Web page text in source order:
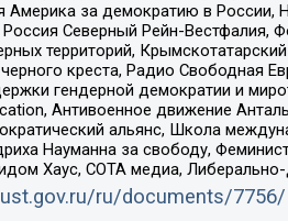
за демократию в России,
Северный Рейн-Вестфалия,
территорий,
креста, Радио Свободная
гендерной демократии и
Антивоенное движение
альянс, Школа
Науманна за свободу,
Хаус, СОТА медиа,
ru/documents/7756/